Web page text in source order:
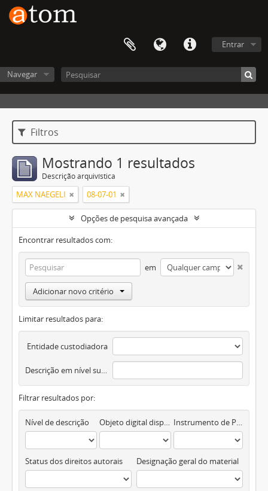
Entrar
Navegar
Filtros
Mostrando 1 resultados
Descrição arquivística
MAX NAEGELI 08-07-01
Opções de pesquisa avançada
Encontrar resultados com:
em
Adicionar novo critério
Limitar resultados para:
Entidade custodiadora
Descrição em nível superior
Filtrar resultados por:
Nível de descrição Objeto digital disponível Instrumento de Pesquisa
Status dos direitos autorais Designação geral do material